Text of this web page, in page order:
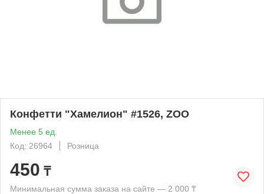
Конфетти "Хамелион" #1526, ZOO
Менее 5 ед.
Код: 26964
Розница
450 ₸
Минимальная сумма заказа на сайте — 2 000 ₸